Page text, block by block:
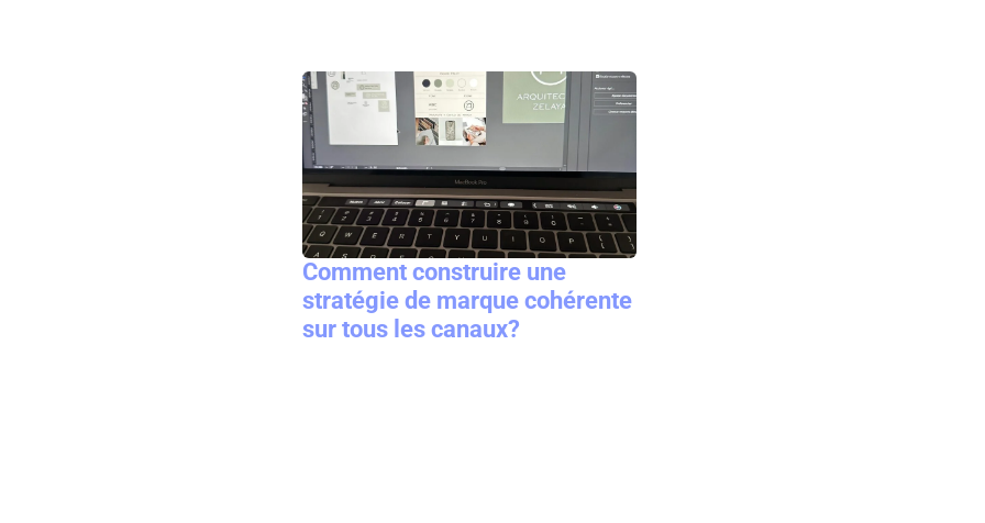
Comment construire une
stratégie de marque cohérente
sur tous les canaux?